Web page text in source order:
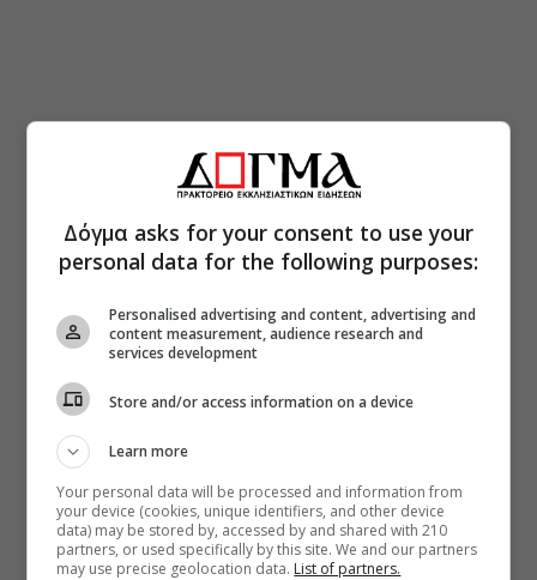
Δόγμα asks for your consent to use your
personal data for the following purposes:
Personalised advertising and content, advertising and
content measurement, audience research and
services development
Store and/or access information on a device
Learn more
Your personal data will be processed and information from
your device (cookies, unique identifiers, and other device
data) may be stored by, accessed by and shared with 210
partners, or used specifically by this site. We and our partners
may use precise geolocation data. List of partners.